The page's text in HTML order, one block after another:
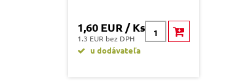
1,60 EUR / Ks
1.3 EUR bez DPH
u dodávateľa